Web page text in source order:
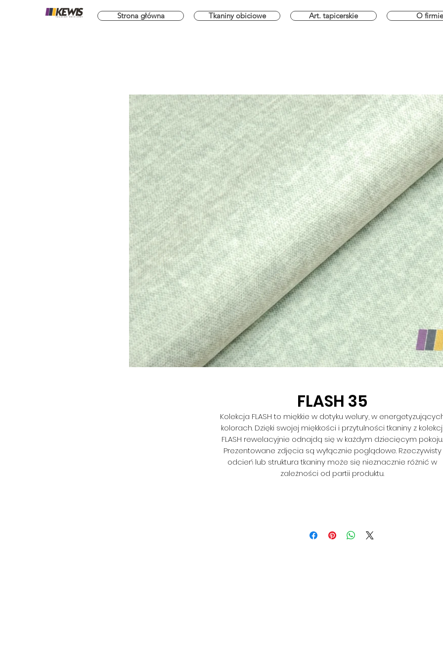
Strona główna Tkaniny obiciowe Art. tapicerskie O firmie
FLASH 35
Kolekcja FLASH to miękkie w dotyku welury, w
kolorach. Dzięki swojej miękkości i przytulności tkaniny z
FLASH rewelacyjnie odnajdą się w każdym dziecięcym pokoju.
Prezentowane zdjęcia są wyłącznie poglądowe. Rzeczywisty
odcień lub struktura tkaniny może się nieznacznie różnić w
zależności od partii produktu.